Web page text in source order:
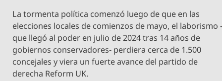
La tormenta política comenzó luego de que en las
elecciones locales de comienzos de mayo, el laborismo
que llegó al poder en julio de 2024 tras 14 años de
gobiernos conservadores- perdiera cerca de 1.500
concejales y viera un fuerte avance del partido de
derecha Reform UK.